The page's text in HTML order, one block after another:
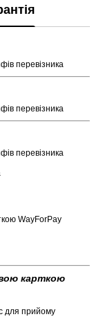
перевізника
перевізника
перевізника
WayForPay
карткою
для прийому